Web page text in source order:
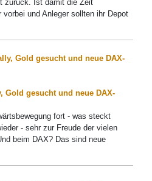
zurück. Ist damit die Zeit
und Anleger sollten ihr Depot
Gold gesucht und neue DAX-
fort - was steckt
- sehr zur Freude der vielen
beim DAX? Das sind neue